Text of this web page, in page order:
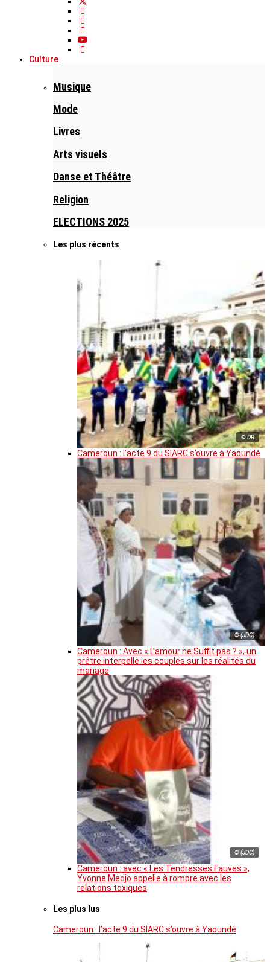
Culture
Musique
Mode
Livres
Arts visuels
Danse et Théâtre
Religion
ELECTIONS 2025
Les plus récents
© DR
Cameroun : l’acte 9 du SIARC s’ouvre à Yaoundé
© (JDC)
Cameroun : Avec « L’amour ne Suffit pas ? », un
prêtre interpelle les couples sur les réalités du
mariage
© (JDC)
Cameroun : avec « Les Tendresses Fauves »,
Yvonne Medjo appelle à rompre avec les
relations toxiques
Les plus lus
Cameroun : l’acte 9 du SIARC s’ouvre à Yaoundé